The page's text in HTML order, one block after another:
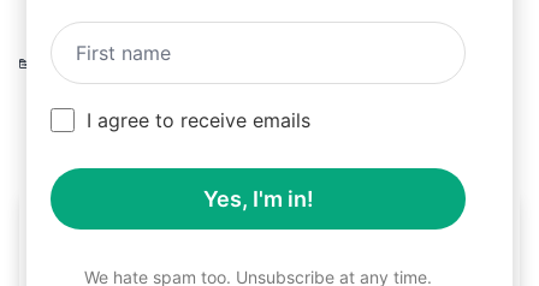
Home / Prompt dell’intelligenza artificiale
SEO Prompts
Writing Prompts
274
0 156
Creatore
I agree to receive emails
Yes, I'm in!
We hate spam too. Unsubscribe at any time.